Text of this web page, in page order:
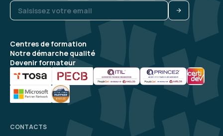
Centres de formation
Notre démarche qualité
Devenir formateur
CONTACTS